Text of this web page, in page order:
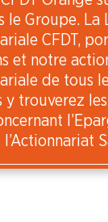
le Groupe. La
CFDT,
et notre
de tous
y trouverez